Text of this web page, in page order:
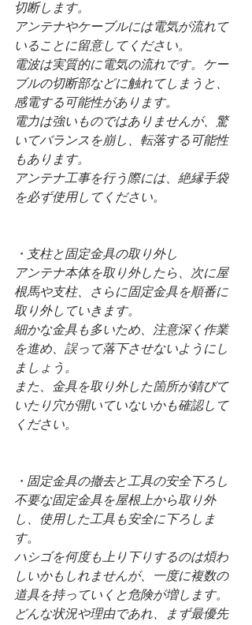
切断します。
アンテナやケーブルには電気が流れて
いることに留意してください。
電波は実質的に電気の流れです。ケー
ブルの切断部などに触れてしまうと、
感電する可能性があります。
電力は強いものではありませんが、驚
いてバランスを崩し、転落する可能性
もあります。
アンテナ工事を行う際には、絶縁手袋
を必ず使用してください。
・支柱と固定金具の取り外し
アンテナ本体を取り外したら、次に屋
根馬や支柱、さらに固定金具を順番に
取り外していきます。
細かな金具も多いため、注意深く作業
を進め、誤って落下させないようにし
ましょう。
また、金具を取り外した箇所が錆びて
いたり穴が開いていないかも確認して
ください。
・固定金具の撤去と工具の安全下ろし
不要な固定金具を屋根上から取り外
し、使用した工具も安全に下ろしま
す。
ハシゴを何度も上り下りするのは煩わ
しいかもしれませんが、一度に複数の
道具を持っていくと危険が増します。
どんな状況や理由であれ、まず最優先